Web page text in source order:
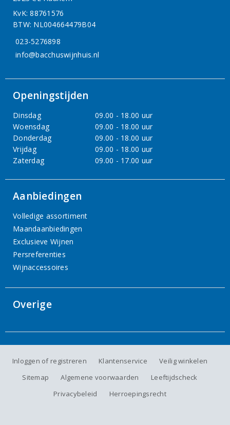
KvK: 88761576
BTW: NL004664479B04
023-5276898
info@bacchuswijnhuis.nl
Openingstijden
Dinsdag
09.00 - 18.00 uur
Woensdag
09.00 - 18.00 uur
Donderdag
09.00 - 18.00 uur
Vrijdag
09.00 - 18.00 uur
Zaterdag
09.00 - 17.00 uur
Aanbiedingen
Volledige assortiment
Maandaanbiedingen
Exclusieve Wijnen
Persreferenties
Wijnaccessoires
Overige
Inloggen of registreren Klantenservice
Veilig winkelen
Sitemap
Algemene voorwaarden
Leeftijdscheck
Privacybeleid
Herroepingsrecht